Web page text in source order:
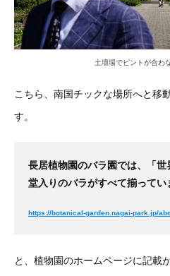
土壇場でピントが合わ
こちら、南国チックな場所へと移
す。
長居植物園のバラ園では、「
堂入りのバラがすべて揃ってい
https://botanical-garden.nagai-park.jp/
と、植物園のホームページに記載